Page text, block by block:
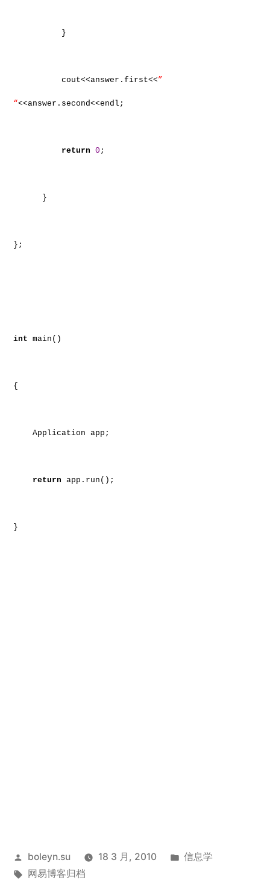
}
cout<<answer.first<<”
“<<answer.second<<endl;
return 0 ;
}
};
int main()
{
Application app;
return app.run();
}
发
布
boleyn.su 18 3 月, 2010
发
信息学
标
网易博客归档